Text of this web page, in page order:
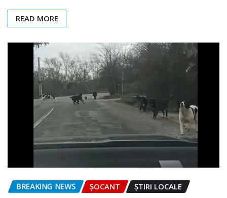
READ MORE
BREAKING NEWS ȘOCANT ȘTIRI LOCALE